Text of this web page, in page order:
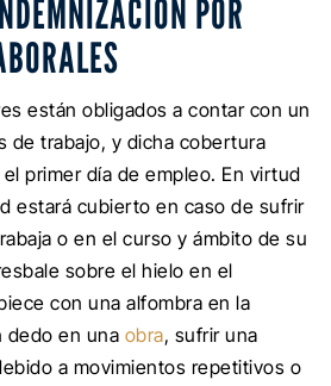
POR
están obligados a contar con un
de trabajo, y dicha cobertura
primer día de empleo. En virtud
estará cubierto en caso de sufrir
o en el curso y ámbito de su
sobre el hielo en el
con una alfombra en la
dedo en una obra, sufrir una
a movimientos repetitivos o